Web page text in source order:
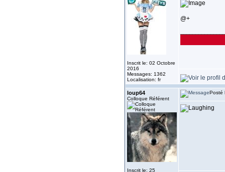
Inscrit le: 02 Octobre
2016
Messages: 1362
Localisation: fr
@+
loup64
Colloque Référent
Inscrit le: 25
Posté